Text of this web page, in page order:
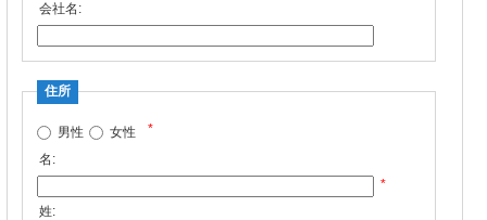
会社名:
住所
男性 女性 *
名:
*
姓: